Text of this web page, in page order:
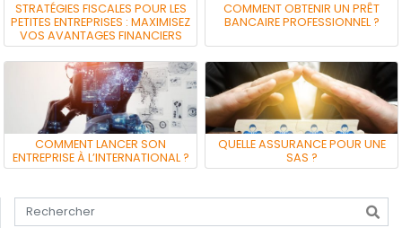
STRATÉGIES FISCALES POUR LES
PETITES ENTREPRISES : MAXIMISEZ
VOS AVANTAGES FINANCIERS
COMMENT OBTENIR UN PRÊT
BANCAIRE PROFESSIONNEL ?
COMMENT LANCER SON
ENTREPRISE À L’INTERNATIONAL ?
QUELLE ASSURANCE POUR UNE
SAS ?
Tapez votre recherche